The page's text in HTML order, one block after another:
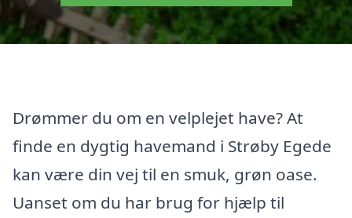
Drømmer du om en velplejet have? At
finde en dygtig havemand i Strøby Egede
kan være din vej til en smuk, grøn oase.
Uanset om du har brug for hjælp til